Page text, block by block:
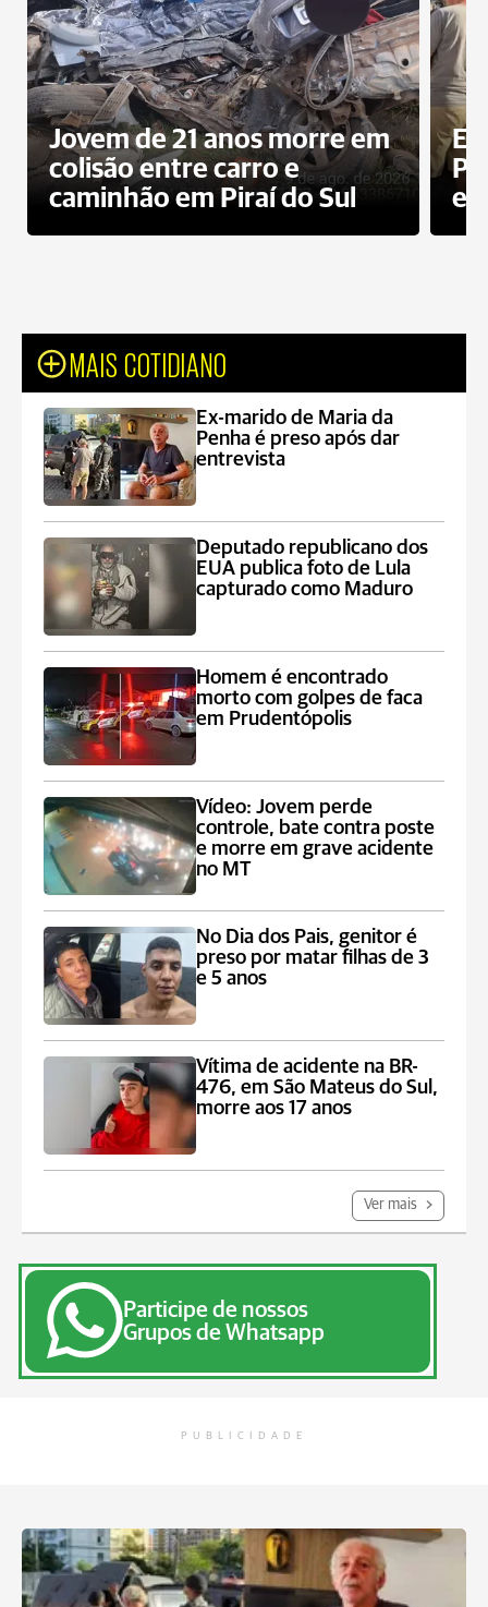
Jovem de 21 anos morre em
colisão entre carro e
caminhão em Piraí do Sul
MAIS COTIDIANO
Ex-marido de Maria da
Penha é preso após dar
entrevista
Deputado republicano dos
EUA publica foto de Lula
capturado como Maduro
Homem é encontrado
morto com golpes de faca
em Prudentópolis
Vídeo: Jovem perde
controle, bate contra poste
e morre em grave acidente
no MT
No Dia dos Pais, genitor é
preso por matar filhas de 3
e 5 anos
Vítima de acidente na BR-
476, em São Mateus do Sul,
morre aos 17 anos
Ver mais
Participe de nossos
Grupos de Whatsapp
PUBLICIDADE